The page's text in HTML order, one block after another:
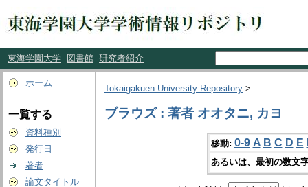
東海学園大学 図書館 研究者紹介
ホーム
一覧する
資料種別
発行日
著者
論文タイトル
Tokaigakuen University Repository >
ブラウズ : 著者 オオタニ, カヨ
移動: 0-9 A B C D E
あるいは、最初の数文